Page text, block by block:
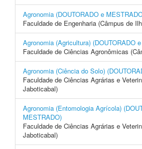
Agronomia (DOUTORADO e
Faculdade de Engenharia (Câmpus de
Agronomia (Agricultura) (DOUTORADO
Faculdade de Ciências Agronômicas
Agronomia (Ciência do Solo)
Faculdade de Ciências Agrárias e
Jaboticabal)
Agronomia (Entomologia Agrícola)
MESTRADO)
Faculdade de Ciências Agrárias e
Jaboticabal)